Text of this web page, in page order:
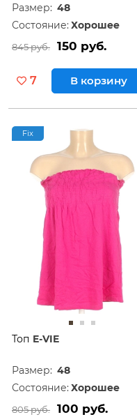
Размер: 48
Состояние: Хорошее
845 руб. 150 руб.
7 В корзину
Fix
Топ E-VIE
Размер: 48
Состояние: Хорошее
805 руб. 100 руб.